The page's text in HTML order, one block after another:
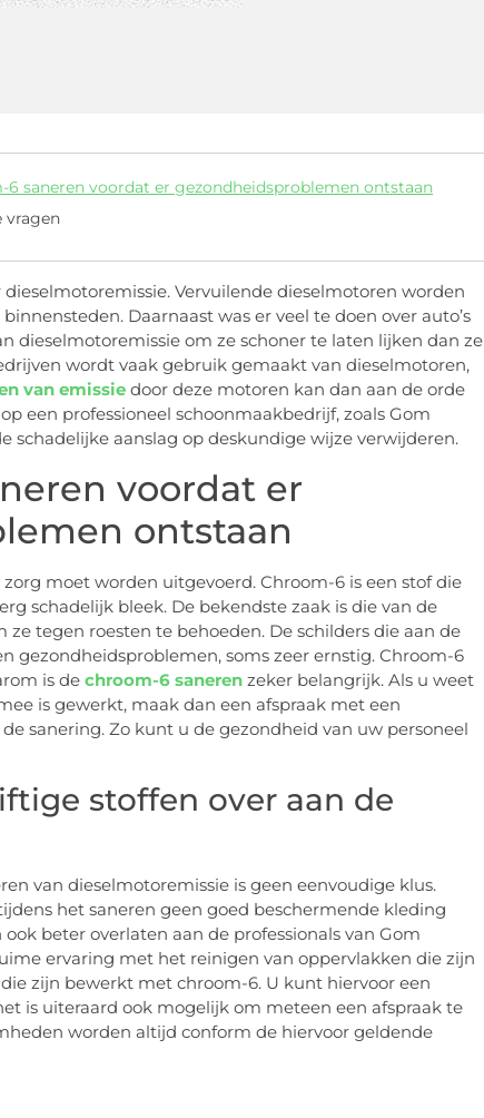
6 saneren voordat er gezondheidsproblemen ontstaan
vragen
dieselmotoremissie. Vervuilende dieselmotoren worden
Daarnaast was er veel te doen over auto’s
dieselmotoremissie om ze schoner te laten lijken dan ze
wordt vaak gebruik gemaakt van dieselmotoren,
van emissiedoor deze motoren kan dan aan de orde
een professioneel schoonmaakbedrijf, zoals Gom
schadelijke aanslag op deskundige wijze verwijderen.
voordat er
ontstaan
moet worden uitgevoerd. Chroom-6 is een stof die
schadelijk bleek. De bekendste zaak is die van de
tegen roesten te behoeden. De schilders die aan de
gezondheidsproblemen, soms zeer ernstig. Chroom-6
is de chroom-6 sanerenzeker belangrijk. Als u weet
is gewerkt, maak dan een afspraak met een
sanering. Zo kunt u de gezondheid van uw personeel
stoffen over aan de
van dieselmotoremissie is geen eenvoudige klus.
het saneren geen goed beschermende kleding
beter overlaten aan de professionals van Gom
ervaring met het reinigen van oppervlakken die zijn
zijn bewerkt met chroom-6. U kunt hiervoor een
is uiteraard ook mogelijk om meteen een afspraak te
worden altijd conform de hiervoor geldende